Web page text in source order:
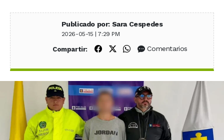
Publicado por: Sara Cespedes
2026-05-15 | 7:29 PM
Compartir: Compartir en Facebook
Compartir en X (Twitter)
Compartir en WhatsApp
Comentarios